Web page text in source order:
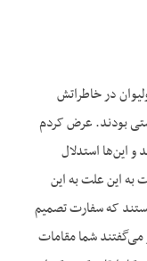
در خاطراتش
بودند. عرض کردم
و این‌ها استدلال
به این علت به این
که سفارت تصمیم
شما مقامات